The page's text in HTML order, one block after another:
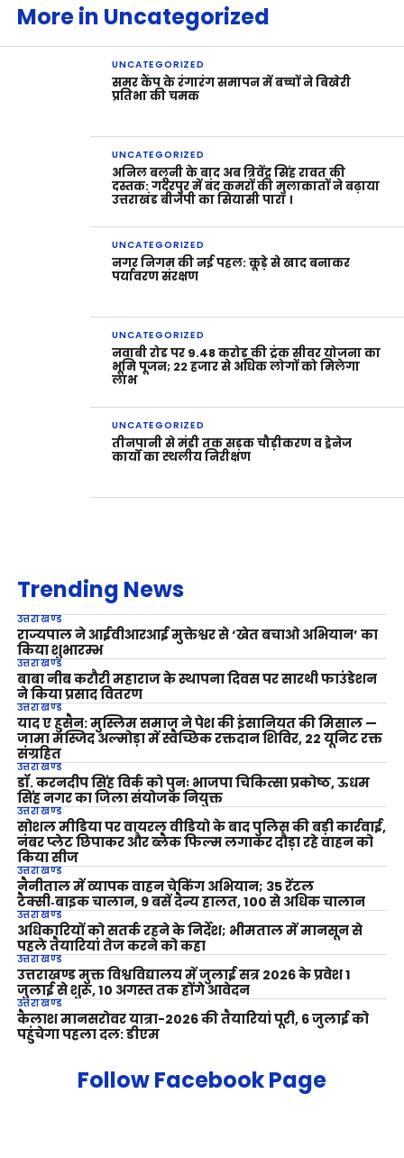
More in Uncategorized
UNCATEGORIZED
समर कैंप के रंगारंग समापन में बच्चों ने बिखेरी
प्रतिभा की चमक
UNCATEGORIZED
अनिल बलूनी के बाद अब त्रिवेंद्र सिंह रावत की
दस्तक: गदरपुर में बंद कमरों की मुलाकातों ने बढ़ाया
उत्तराखंड बीजेपी का सियासी पारा ।
UNCATEGORIZED
नगर निगम की नई पहल: कूड़े से खाद बनाकर
पर्यावरण संरक्षण
UNCATEGORIZED
नवाबी रोड पर 9.48 करोड़ की ट्रंक सीवर योजना का
भूमि पूजन; 22 हजार से अधिक लोगों को मिलेगा
लाभ
UNCATEGORIZED
तीनपानी से मंडी तक सड़क चौड़ीकरण व ड्रेनेज
कार्यों का स्थलीय निरीक्षण
Trending News
उत्तराखण्ड
राज्यपाल ने आईवीआरआई मुक्तेश्वर से ‘खेत बचाओ अभियान’ का
किया शुभारम्भ
उत्तराखण्ड
बाबा नीब करौरी महाराज के स्थापना दिवस पर सारथी फाउंडेशन
ने किया प्रसाद वितरण
उत्तराखण्ड
याद ए हुसैन: मुस्लिम समाज ने पेश की इंसानियत की मिसाल —
जामा मस्जिद अल्मोड़ा में स्वैच्छिक रक्तदान शिविर, 22 यूनिट रक्त
संग्रहित
उत्तराखण्ड
डॉ. करनदीप सिंह विर्क को पुनः भाजपा चिकित्सा प्रकोष्ठ, ऊधम
सिंह नगर का जिला संयोजक नियुक्त
उत्तराखण्ड
सोशल मीडिया पर वायरल वीडियो के बाद पुलिस की बड़ी कार्रवाई,
नंबर प्लेट छिपाकर और ब्लैक फिल्म लगाकर दौड़ा रहे वाहन को
किया सीज
उत्तराखण्ड
नैनीताल में व्यापक वाहन चेकिंग अभियान; 35 रेंटल
टैक्सी‑बाइक चालान, 9 बसें दैन्य हालत, 100 से अधिक चालान
उत्तराखण्ड
अधिकारियों को सतर्क रहने के निर्देश; भीमताल में मानसून से
पहले तैयारियां तेज करने को कहा
उत्तराखण्ड
उत्तराखण्ड मुक्त विश्वविद्यालय में जुलाई सत्र 2026 के प्रवेश 1
जुलाई से शुरू, 10 अगस्त तक होंगे आवेदन
उत्तराखण्ड
कैलाश मानसरोवर यात्रा-2026 की तैयारियां पूरी, 6 जुलाई को
पहुंचेगा पहला दल: डीएम
Follow Facebook Page